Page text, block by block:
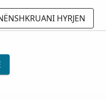
HYRJEN